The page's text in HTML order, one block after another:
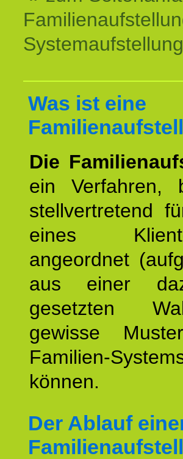
Systemaufstellung
Was ist eine
Die
ein Verfahren,
stellvertretend
eines
angeordnet
aus einer
gesetzten
gewisse
Familien-
können.
Der Ablauf